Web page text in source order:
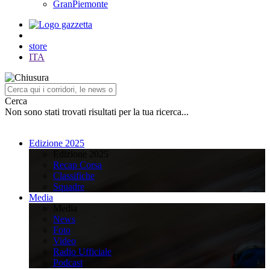
GranPiemonte
store
ITA
Cerca
Non sono stati trovati risultati per la tua ricerca...
Edizione 2025
Recap Corsa
Classifiche
Squadre
Media
News
Foto
Video
Radio Ufficiale
Podcast